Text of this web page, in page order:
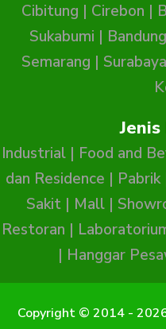
Cibitung | Cirebon |
Sukabumi | Bandung
Semarang | Surabaya
Industrial | Food and
dan Residence | Pabrik
Sakit| Mall|
Restoran |
| Hanggar
Copyright © 2014 -